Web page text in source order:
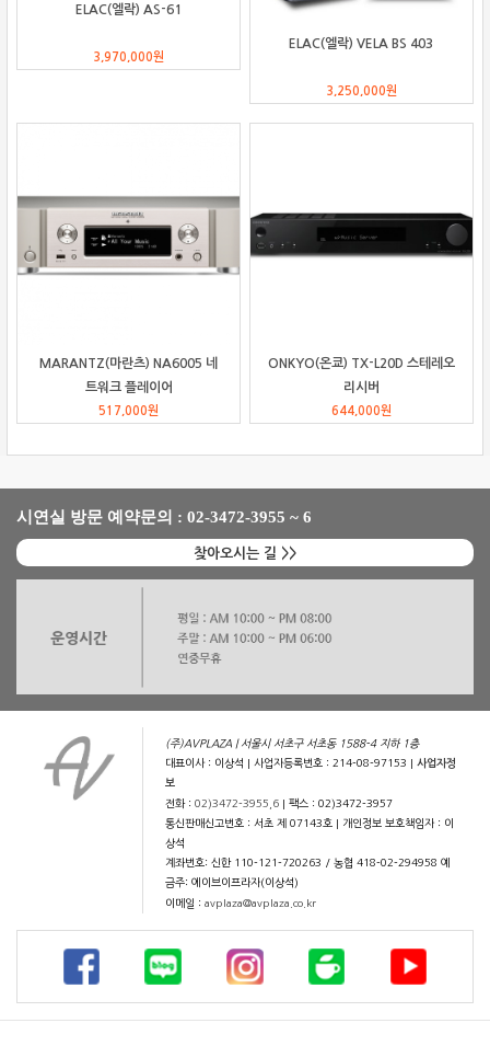
ELAC(엘락) AS-61
3,970,000원
ELAC(엘락) VELA BS 403
3,250,000원
MARANTZ(마란츠) NA6005 네
트워크 플레이어
517,000원
ONKYO(온쿄) TX-L20D 스테레오
리시버
644,000원
시연실 방문 예약문의 : 02-3472-3955 ~ 6
찾아오시는 길 >>
(주)AVPLAZA | 서울시 서초구 서초동 1588-4 지하 1층
대표이사 : 이상석 | 사업자등록번호 : 214-08-97153 |사업자정
보
전화 :02)3472-3955,6 | 팩스 : 02)3472-3957
통신판매신고번호 : 서초 제 07143호 | 개인정보 보호책임자 : 이
상석
계좌번호: 신한 110-121-720263 / 농협 418-02-294958 예
금주: 에이브이프라자(이상석)
이메일 :avplaza@avplaza.co.kr